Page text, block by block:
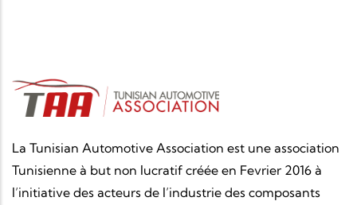
La Tunisian Automotive Association est une association
Tunisienne à but non lucratif créée en Fevrier 2016 à
l’initiative des acteurs de l’industrie des composants